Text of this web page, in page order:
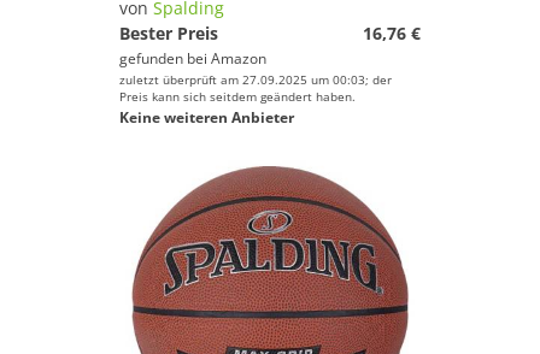
von Spalding
Bester Preis
16,76 €
gefunden bei Amazon
zuletzt überprüft am 27.09.2025 um 00:03; der
Preis kann sich seitdem geändert haben.
Keine weiteren Anbieter